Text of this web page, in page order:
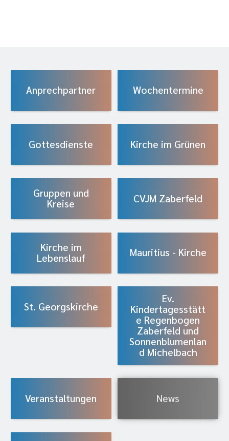
Anprechpartner Wochentermine
Gottesdienste Kirche im Grünen
Gruppen und
Kreise
CVJM Zaberfeld
Kirche im
Lebenslauf
Mauritius - Kirche
St. Georgskirche
Ev.
Kindertagesstätt
e Regenbogen
Zaberfeld und
Sonnenblumenlan
d Michelbach
Veranstaltungen News